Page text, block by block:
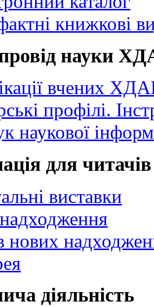
книжкові
науки
вчених
профілі.
наукової
для читачів
виставки
нових
діяльність